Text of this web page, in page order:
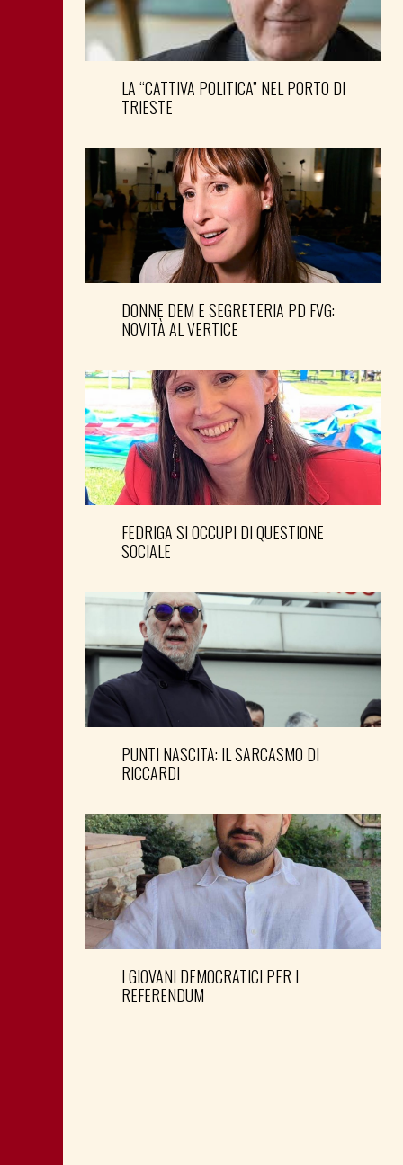
LA “CATTIVA POLITICA” NEL PORTO DI
TRIESTE
DONNE DEM E SEGRETERIA PD FVG:
NOVITÀ AL VERTICE
FEDRIGA SI OCCUPI DI QUESTIONE
SOCIALE
PUNTI NASCITA: IL SARCASMO DI
RICCARDI
I GIOVANI DEMOCRATICI PER I
REFERENDUM